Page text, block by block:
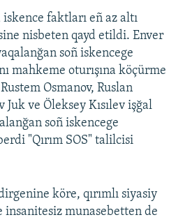
faktları eñ az altı
nisbeten qayd etildi. Enver
soñ iskencege
mahkeme oturışına köçürme
Osmanov, Ruslan
ve Öleksey Kısılev işğal
soñ iskencege
"Qırım SOS" talilcisi
köre, qırımlı siyasiy
insanitesiz munasebetten de